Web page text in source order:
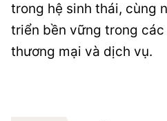
trong hệ sinh thái, cùng
triển bền vững trong
thương mại và dịch vụ.